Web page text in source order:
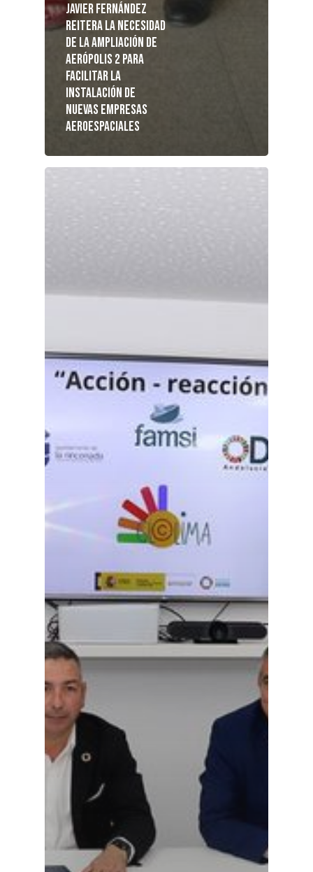
Javier Fernández
reitera la necesidad
de la ampliación de
Aerópolis 2 para
facilitar la
instalación de
nuevas empresas
aeroespaciales